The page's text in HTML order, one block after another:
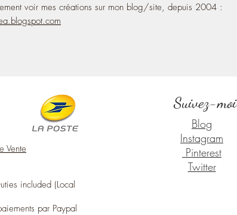
voir mes créations sur mon blog/site, depuis 2004 :
Vente
included (Local
par Paypal
Suivez-moi
Blog
Instagram
Pinterest
Twitter